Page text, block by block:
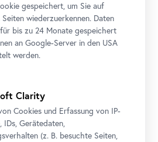
gespeichert, um Sie auf
Seiten wiederzuerkennen. Daten
bis zu 24 Monate gespeichert
an Google-Server in den USA
werden.
Clarity
Cookies und Erfassung von IP-
IDs, Gerätedaten,
(z. B. besuchte Seiten,